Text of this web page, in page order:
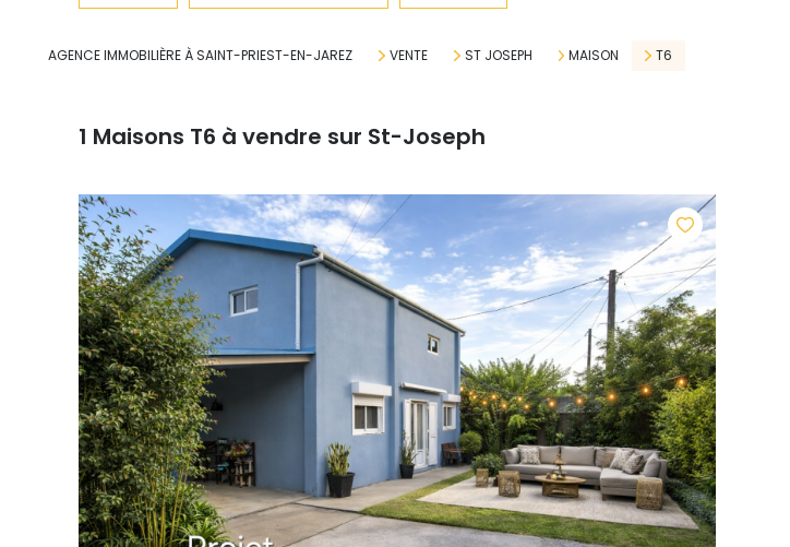
AGENCE IMMOBILIÈRE À SAINT-PRIEST-EN-JAREZ VENTE ST JOSEPH MAISON T6
1 Maisons T6 à vendre sur St-Joseph